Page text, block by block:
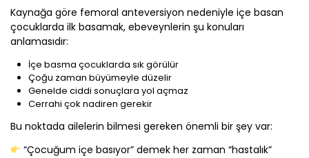
Kaynağa göre femoral anteversiyon nedeniyle içe basan
çocuklarda ilk basamak, ebeveynlerin şu konuları
anlamasıdır:
İçe basma çocuklarda sık görülür
Çoğu zaman büyümeyle düzelir
Genelde ciddi sonuçlara yol açmaz
Cerrahi çok nadiren gerekir
Bu noktada ailelerin bilmesi gereken önemli bir şey var:
“Çocuğum içe basıyor” demek her zaman “hastalık”